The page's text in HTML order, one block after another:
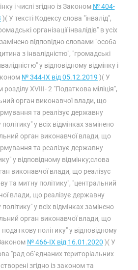
і числі згідно із Законом № 404-
)( У тексті Кодексу слова "інвалід",
організації інвалідів" в усіх
відповідно словами "особа
з інвалідністю", "громадські
у відповідному відмінку і
№ 344-IX від 05.12.2019 )( У
розділу XVIII- 2 "Податкова міліція",
орган виконавчої влади, що
та реалізує державну
у всіх відмінках замінено
орган виконавчої влади, що
та реалізує державну
у відповідному відмінку;слова
виконавчої влади, що реалізує
та митну політику", "центральний
влади, що реалізує державну
у всіх відмінках замінено
орган виконавчої влади, що
політику" у відповідному
№ 466-IX від 16.01.2020 )( У
"рад об’єднаних територіальних
згідно із законом та